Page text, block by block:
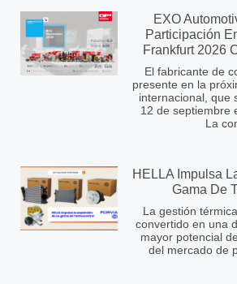
EXO
Participación
Frankfurt 2026
El fabricante de
presente en la
internacional, que
12 de septiembre
La
HELLA Impulsa
Gama De
La gestión
convertido en una
mayor potencial
del mercado de